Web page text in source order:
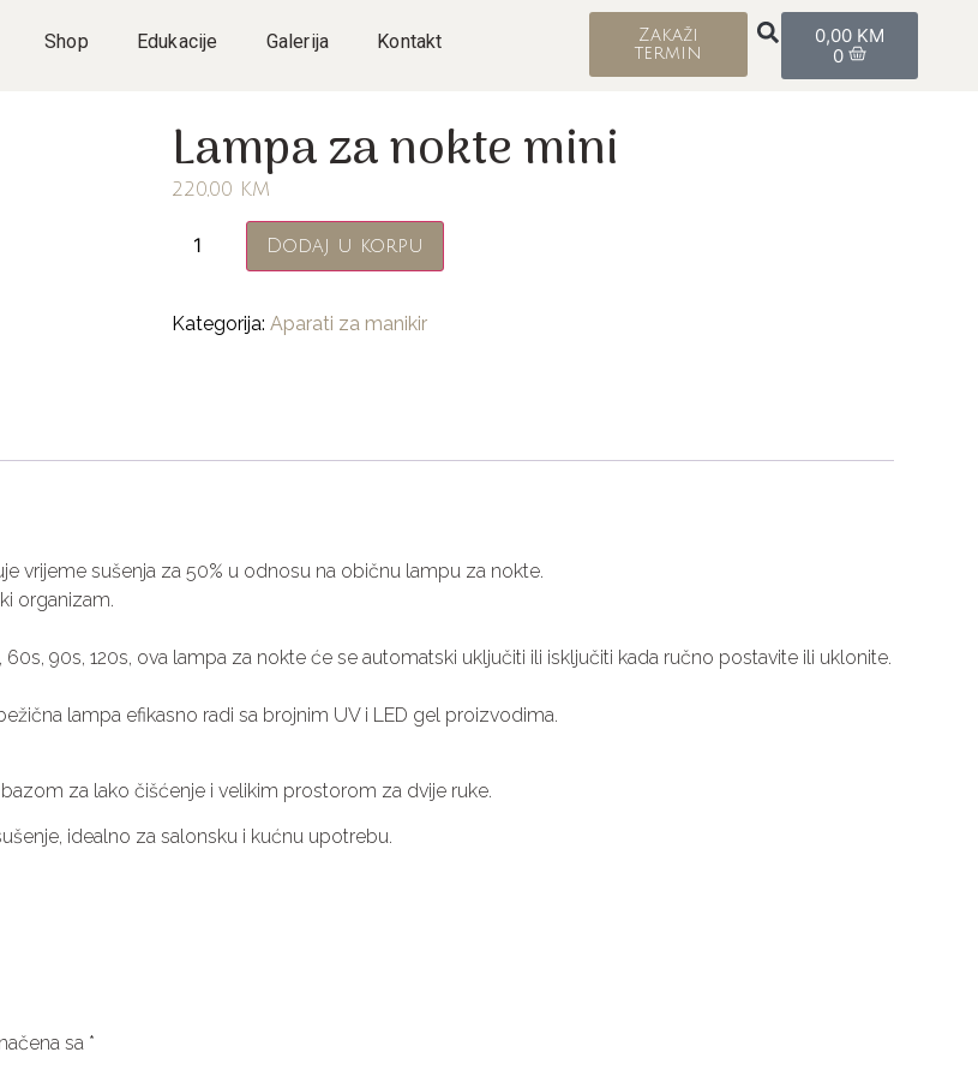
Shop Edukacije Galerija Kontakt
Zakaži
termin
0,00 KM
0
Lampa za nokte mini
220,00 KM
Dodaj u korpu
Kategorija: Aparati za manikir
vrijeme sušenja za 50% u odnosu na običnu lampu za nokte.
organizam.
90s, 120s, ova lampa za nokte će se automatski uključiti ili isključiti kada ručno postavite ili uklonite.
lampa efikasno radi sa brojnim UV i LED gel proizvodima.
za lako čišćenje i velikim prostorom za dvije ruke.
idealno za salonsku i kućnu upotrebu.
sa *